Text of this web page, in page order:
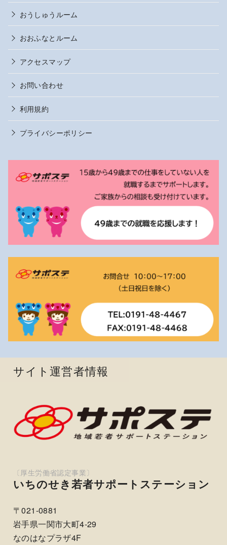
おうしゅうルーム
おおふなとルーム
アクセスマップ
お問い合わせ
利用規約
プライバシーポリシー
サイト運営者情報
いちのせき若者サポートステーション
〒021-0881
岩手県一関市大町4-29
なのはなプラザ4F